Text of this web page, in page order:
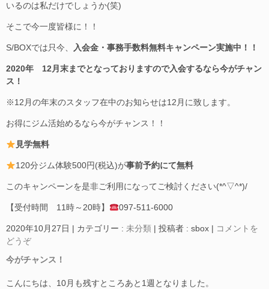
いるのは私だけでしょうか(笑)
そこで今一度皆様に！！
S/BOXでは只今、 入会金・事務手数料無料キャンペーン実施中！！
2020年 12月末までとなっておりますので入会するなら今がチャン
ス！
※12月の年末のスタッフ在中のお知らせは12月に致します。
お得にジム活始めるなら今がチャンス！！
見学無料
120分ジム体験500円(税込)が事前予約にて無料
このキャンペーンを是非ご利用になってご検討ください(*^▽^*)/
【受付時間 11時～20時】 097-511-6000
2020年10月27日 | カテゴリー : 未分類 | 投稿者 : sbox | コメントを
どうぞ
今がチャンス！
こんにちは、10月も残すところあと1週となりました。